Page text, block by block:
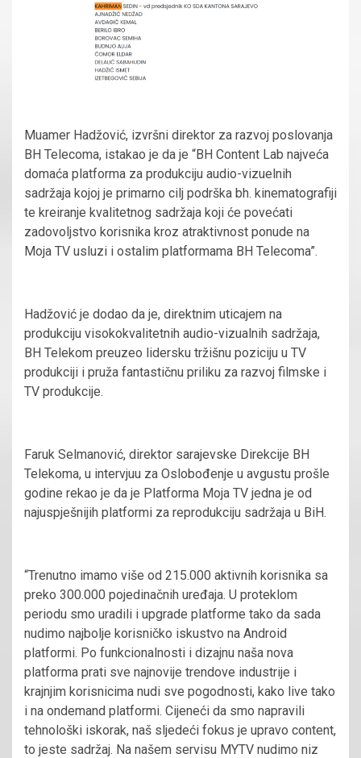
Muamer Hadžović, izvršni direktor za razvoj poslovanja
BH Telecoma, istakao je da je “BH Content Lab najveća
domaća platforma za produkciju audio-vizuelnih
sadržaja kojoj je primarno cilj podrška bh. kinematografiji
te kreiranje kvalitetnog sadržaja koji će povećati
zadovoljstvo korisnika kroz atraktivnost ponude na
Moja TV usluzi i ostalim platformama BH Telecoma”.
Hadžović je dodao da je, direktnim uticajem na
produkciju visokokvalitetnih audio-vizualnih sadržaja,
BH Telekom preuzeo lidersku tržišnu poziciju u TV
produkciji i pruža fantastičnu priliku za razvoj filmske i
TV produkcije.
Faruk Selmanović, direktor sarajevske Direkcije BH
Telekoma, u intervjuu za Oslobođenje u avgustu prošle
godine rekao je da je Platforma Moja TV jedna je od
najuspješnijih platformi za reprodukciju sadržaja u BiH.
“Trenutno imamo više od 215.000 aktivnih korisnika sa
preko 300.000 pojedinačnih uređaja. U proteklom
periodu smo uradili i upgrade platforme tako da sada
nudimo najbolje korisničko iskustvo na Android
platformi. Po funkcionalnosti i dizajnu naša nova
platforma prati sve najnovije trendove industrije i
krajnjim korisnicima nudi sve pogodnosti, kako live tako
i na ondemand platformi. Cijeneći da smo napravili
tehnološki iskorak, naš sljedeći fokus je upravo content,
to jeste sadržaj. Na našem servisu MYTV nudimo niz